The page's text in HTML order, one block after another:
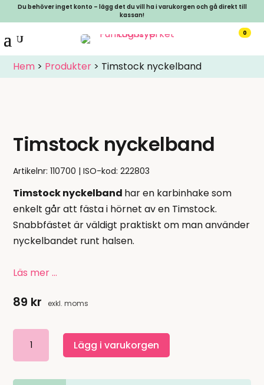
Du behöver inget konto – lägg det du vill ha i varukorgen och gå direkt till
kassan!
0
Hem > Produkter > Timstock nyckelband
Timstock nyckelband
Artikelnr:110700 ISO-kod: 222803
Timstock nyckelband har en karbinhake som
enkelt går att fästa i hörnet av en Timstock.
Snabbfästet är väldigt praktiskt om man använder
nyckelbandet runt halsen.
Läs mer …
89 kr exkl. moms
nyckelband
Lägg i varukorgen